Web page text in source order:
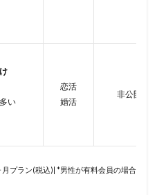
い
恋活
婚活
非公開
プラン(税込)| *男性が有料会員の場合